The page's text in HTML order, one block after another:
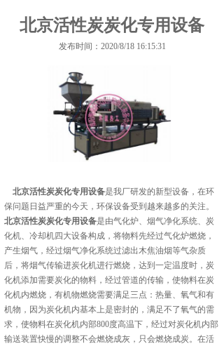
北京活性炭炭化专用设备
发布时间：2020/8/18 16:15:31
北京活性炭炭化专用设备是我厂研发的新型设备，在环
保问题日益严重的今天，环保设备受到越来越多的关注。
北京活性炭炭化专用设备是由气化炉、烟气净化系统、炭
化机、冷却机四大设备构成，将物料先经过气化炉燃烧，
产生烟气，经过烟气净化系统过滤出木焦油烟等气杂质
后，将烟气传输进炭化机进行燃烧，达到一定温度时，炭
化机添加需要炭化的物料，经过管道的传输，使物料在炭
化机内燃烧，有机物燃烧需要满足三点：热量、氧气和有
机物，因为炭化机内基本上是密封的，满足不了氧气的需
求，使物料在炭化机内部800度高温下，经过对炭化机内部
输送装置快慢的调整不会燃烧成灰，只会燃烧成炭。在活